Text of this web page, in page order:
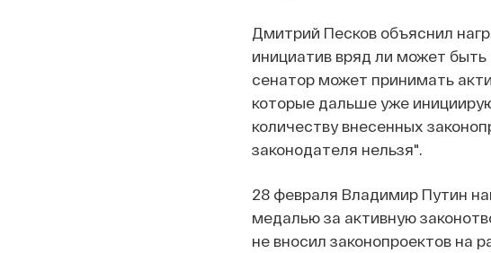
Дмитрий Песков объяснил
инициатив вряд ли может
сенатор может принимать
которые дальше уже
количеству внесенных
законодателя нельзя".
28 февраля Владимир Путин
медалью за активную
не вносил законопроектов на